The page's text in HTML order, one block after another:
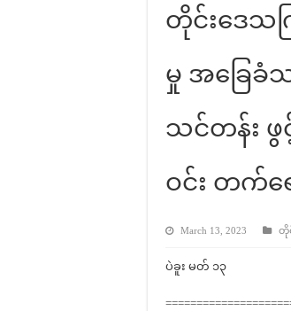
တိုင်းဒေသ
မှု အခြေခံ
သင်တန်း ဖွ
ဝင်း တက်ရေ
March 13, 2023 တို
ပဲခူး မတ် ၁၃